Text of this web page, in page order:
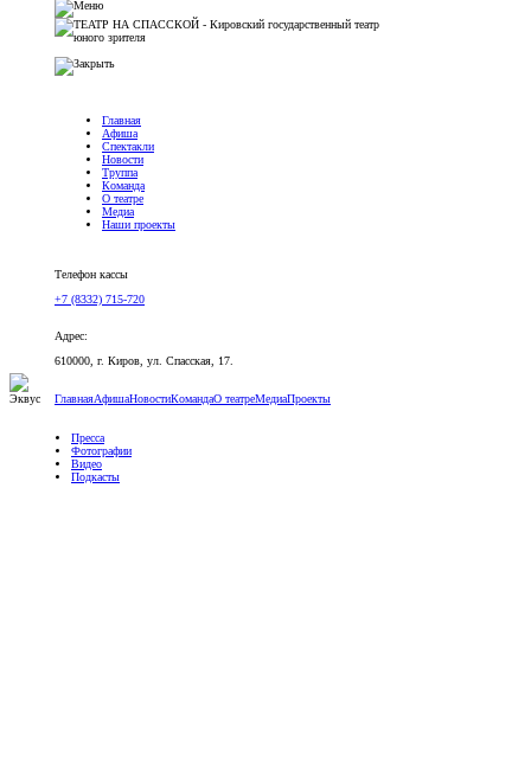
Главная
Афиша
Спектакли
Новости
Труппа
Команда
О театре
Медиа
Наши проекты
Телефон кассы
+7 (8332) 715-720
Адрес:
610000, г. Киров, ул. Спасская, 17.
ГлавнаяАфишаНовостиКомандаО театреМедиаПроекты
Пресса
Фотографии
Видео
Подкасты